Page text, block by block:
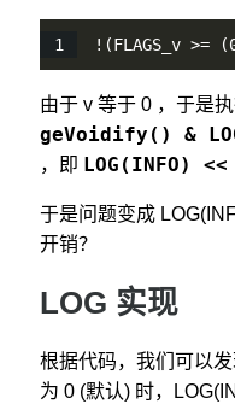
!(FLAGS_v
由于 v 等于 0 ，于是
geVoidify() &
，即 LOG(INFO)
于是问题变成
开销？
LOG 实现
根据代码，我们可以
为 0 (默认) 时，